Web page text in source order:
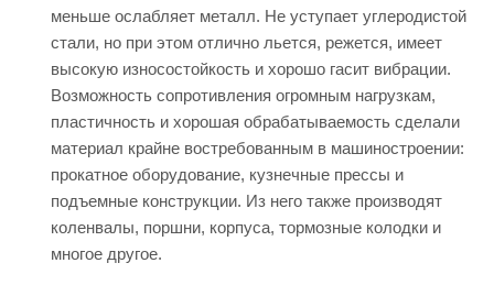
меньше ослабляет металл. Не уступает углеродистой
стали, но при этом отлично льется, режется, имеет
высокую износостойкость и хорошо гасит вибрации.
Возможность сопротивления огромным нагрузкам,
пластичность и хорошая обрабатываемость сделали
материал крайне востребованным в машиностроении:
прокатное оборудование, кузнечные прессы и
подъемные конструкции. Из него также производят
коленвалы, поршни, корпуса, тормозные колодки и
многое другое.